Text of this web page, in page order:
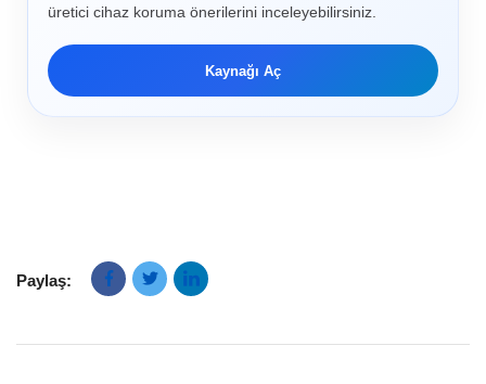
üretici cihaz koruma önerilerini inceleyebilirsiniz.
Kaynağı Aç
Paylaş: